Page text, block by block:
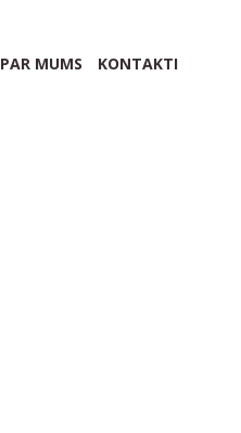
PAR MUMS KONTAKTI